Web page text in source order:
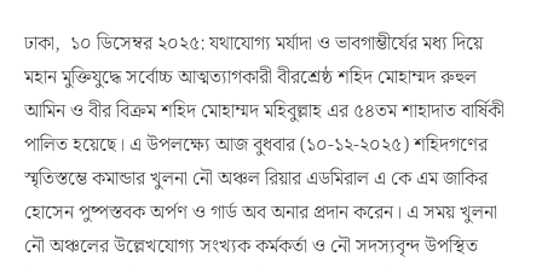
ঢাকা, ১০ ডিসেম্বর ২০২৫: যথাযোগ্য মর্যাদা ও ভাবগাম্ভীর্যের মধ্য দিয়ে
মহান মুক্তিযুদ্ধে সর্বোচ্চ আত্মত্যাগকারী বীরশ্রেষ্ঠ শহিদ মোহাম্মদ রুহুল
আমিন ও বীর বিক্রম শহিদ মোহাম্মদ মহিবুল্লাহ এর ৫৪তম শাহাদাত বার্ষিকী
পালিত হয়েছে। এ উপলক্ষ্যে আজ বুধবার (১০-১২-২০২৫) শহিদগণের
স্মৃতিস্তম্ভে কমান্ডার খুলনা নৌ অঞ্চল রিয়ার এডমিরাল এ কে এম জাকির
হোসেন পুষ্পস্তবক অর্পণ ও গার্ড অব অনার প্রদান করেন। এ সময় খুলনা
নৌ অঞ্চলের উল্লেখযোগ্য সংখ্যক কর্মকর্তা ও নৌ সদস্যবৃন্দ উপস্থিত